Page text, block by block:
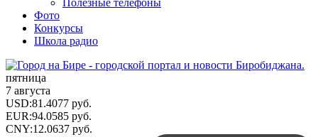
Полезные телефоны
Фото
Конкурсы
Школа радио
пятница
7 августа
USD:81.4077 руб.
EUR:94.0585 руб.
CNY:12.0637 руб.